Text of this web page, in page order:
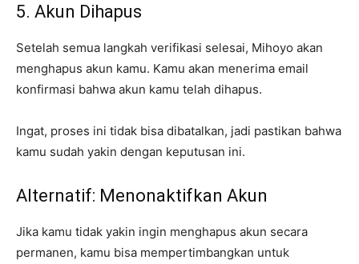
5. Akun Dihapus
Setelah semua langkah verifikasi selesai, Mihoyo akan
menghapus akun kamu. Kamu akan menerima email
konfirmasi bahwa akun kamu telah dihapus.
Ingat, proses ini tidak bisa dibatalkan, jadi pastikan bahwa
kamu sudah yakin dengan keputusan ini.
Alternatif: Menonaktifkan Akun
Jika kamu tidak yakin ingin menghapus akun secara
permanen, kamu bisa mempertimbangkan untuk